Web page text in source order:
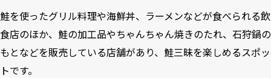
鮭を使ったグリル料理や海鮮丼、ラーメンなどが食べられる飲
食店のほか、鮭の加工品やちゃんちゃん焼きのたれ、石狩鍋の
もとなどを販売している店舗があり、鮭三昧を楽しめるスポッ
トです。